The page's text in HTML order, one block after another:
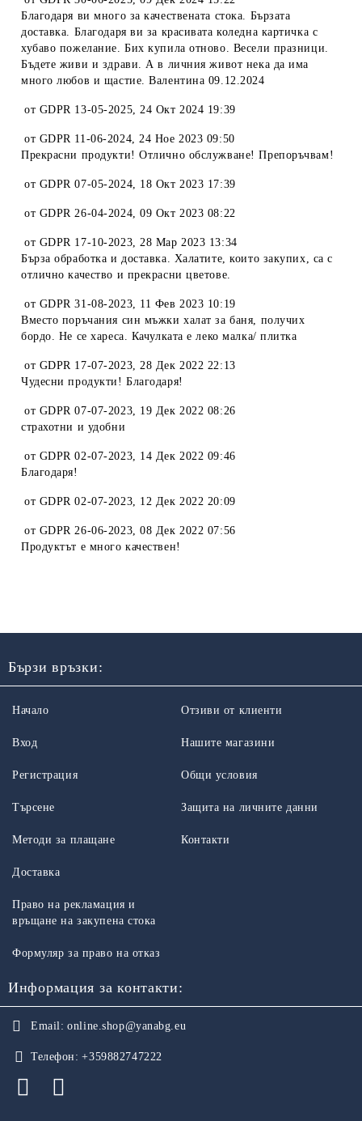
Благодаря ви много за качествената стока. Бързата
доставка. Благодаря ви за красивата коледна картичка с
хубаво пожелание. Бих купила отново. Весели празници.
Бъдете живи и здрави. А в личния живот нека да има
много любов и щастие. Валентина 09.12.2024
от GDPR 13-05-2025,24 Окт 2024 19:39
от GDPR 11-06-2024,24 Ное 2023 09:50
Прекрасни продукти! Отлично обслужване! Препоръчвам!
от GDPR 07-05-2024, 18 Окт 2023 17:39
от GDPR 26-04-2024,09 Окт 2023 08:22
от GDPR 17-10-2023,28 Мар 2023 13:34
Бърза обработка и доставка. Халатите, които закупих, са с
отлично качество и прекрасни цветове.
от GDPR 31-08-2023, 11 Фев 2023 10:19
Вместо поръчания син мъжки халат за баня, получих
бордо. Не се хареса. Качулката е леко малка/ плитка
от GDPR 17-07-2023,28 Дек 2022 22:13
Чудесни продукти! Благодаря!
от GDPR 07-07-2023, 19 Дек 2022 08:26
страхотни и удобни
от GDPR 02-07-2023, 14 Дек 2022 09:46
Благодаря!
от GDPR 02-07-2023, 12 Дек 2022 20:09
от GDPR 26-06-2023,08 Дек 2022 07:56
Продуктът е много качествен!
Бързи връзки:
Начало
Вход
Регистрация
Търсене
Отзиви от клиенти
Нашите магазини
Общи условия
Защита на личните данни
Методи за плащане
Доставка
Право на рекламация и
връщане на закупена стока
Формуляр за право на отказ
Контакти
Информация за контакти:
Email: online.shop@yanabg.eu
Телефон: +359882747222